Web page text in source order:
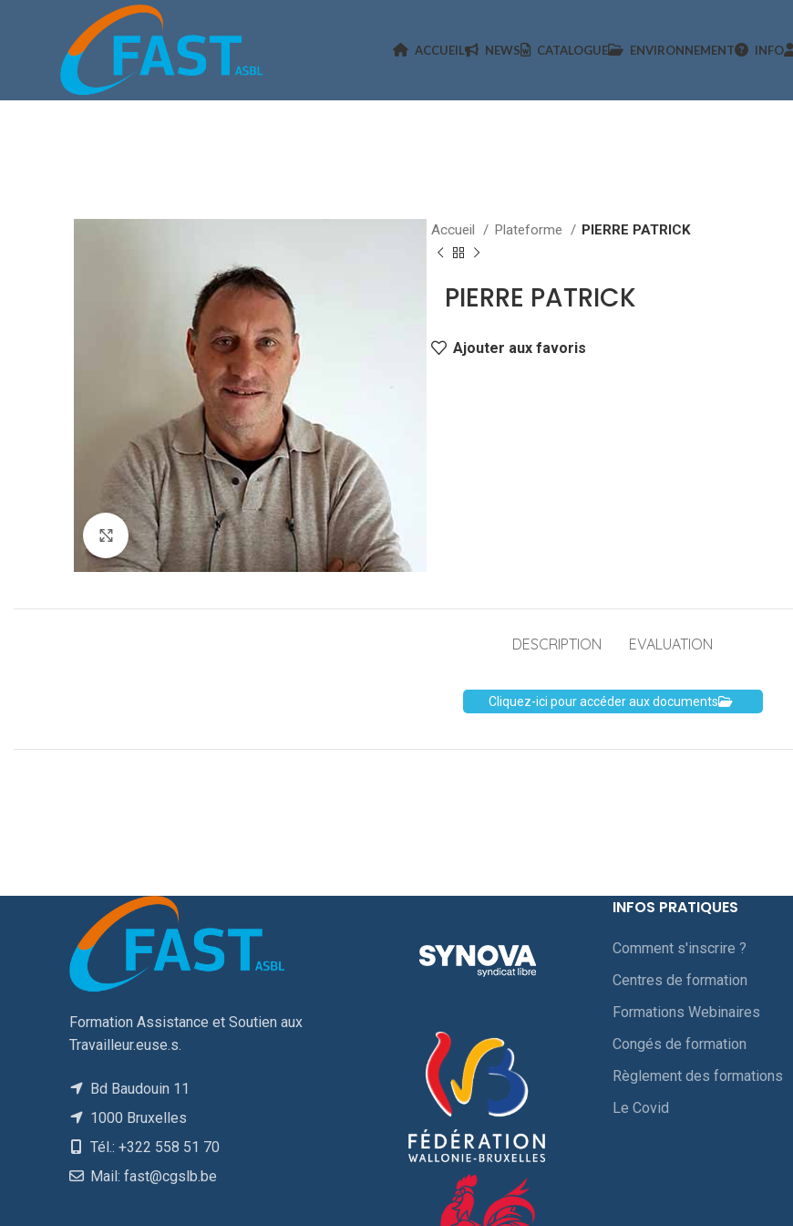
ACCUEIL NEWS CATALOGUE ENVIRONNEMENT INFO
Agrandir
Accueil Plateforme PIERRE PATRICK
PIERRE PATRICK
Ajouter aux favoris
DESCRIPTION EVALUATION
Cliquez-ici pour accéder aux documents
Formation Assistance et Soutien aux
Travailleur.euse.s.
Bd Baudouin 11
1000 Bruxelles
Tél.: +322 558 51 70
Mail: fast@cgslb.be
INFOS PRATIQUES
Comment s'inscrire ?
Centres de formation
Formations Webinaires
Congés de formation
Règlement des formations
Le Covid